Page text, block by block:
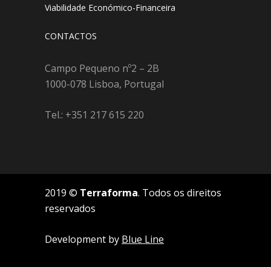
Viabilidade Económico-Financeira
CONTACTOS
Campo Pequeno nº2 – 2B
1000-078 Lisboa, Portugal
Tel.: +351 217 615 220
2019 © Terraforma. Todos os direitos
reservados
Development by Blue Line